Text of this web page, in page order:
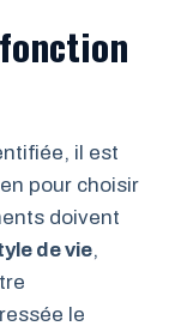
il est
pour choisir
doivent
de vie,
le